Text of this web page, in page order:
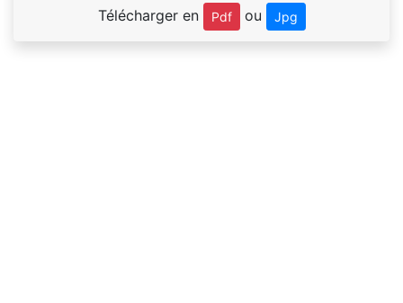
Télécharger en Pdf ou Jpg